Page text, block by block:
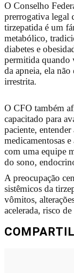
O Conselho
prerrogativa legal
tirzepatida é um
metabólico,
diabetes e
permitida quando
da apneia, ela não
irrestrita.
O CFO também
capacitado para
paciente, entender
medicamentosas
com uma equipe
do sono,
A preocupação
sistêmicos da
vômitos,
acelerada, risco